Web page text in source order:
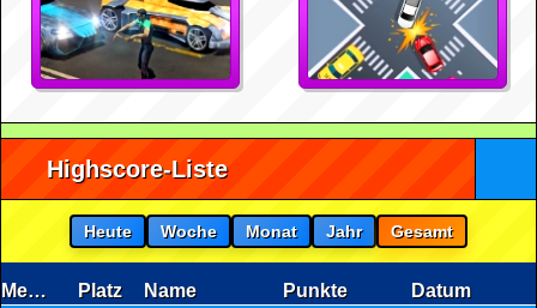
Highscore-Liste
Heute Woche Monat Jahr Gesamt
Medaille Platz Name Punkte Datum